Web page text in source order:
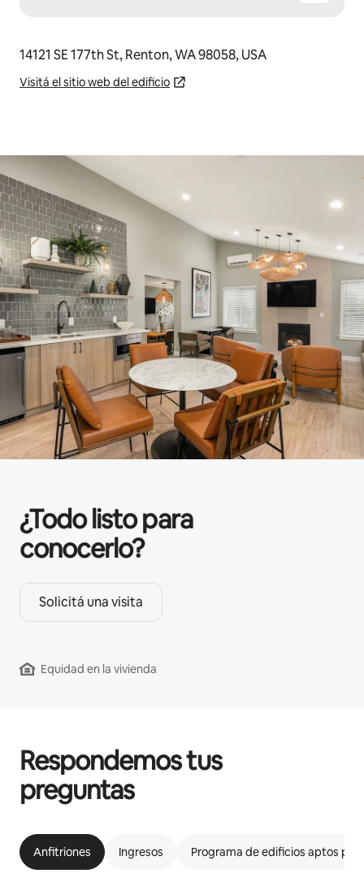
14121 SE 177th St, Renton, WA 98058, USA
Visitá el sitio web del edificio
¿Todo listo para
conocerlo?
Solicitá una visita
Equidad en la vivienda
Respondemos tus
preguntas
Anfitriones Ingresos Programa de edificios aptos